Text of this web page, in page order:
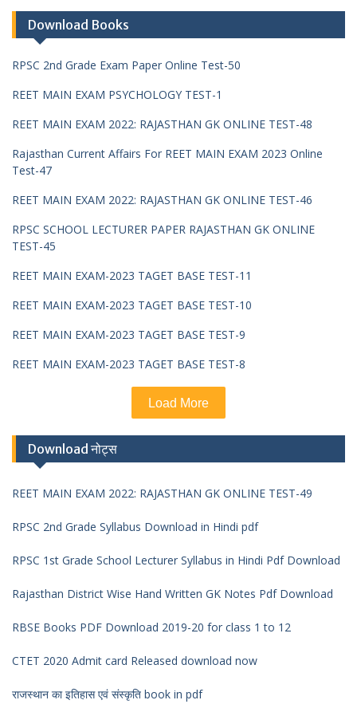
Download Books
RPSC 2nd Grade Exam Paper Online Test-50
REET MAIN EXAM PSYCHOLOGY TEST-1
REET MAIN EXAM 2022: RAJASTHAN GK ONLINE TEST-48
Rajasthan Current Affairs For REET MAIN EXAM 2023 Online
Test-47
REET MAIN EXAM 2022: RAJASTHAN GK ONLINE TEST-46
RPSC SCHOOL LECTURER PAPER RAJASTHAN GK ONLINE
TEST-45
REET MAIN EXAM-2023 TAGET BASE TEST-11
REET MAIN EXAM-2023 TAGET BASE TEST-10
REET MAIN EXAM-2023 TAGET BASE TEST-9
REET MAIN EXAM-2023 TAGET BASE TEST-8
Load More
Download नोट्स
REET MAIN EXAM 2022: RAJASTHAN GK ONLINE TEST-49
RPSC 2nd Grade Syllabus Download in Hindi pdf
RPSC 1st Grade School Lecturer Syllabus in Hindi Pdf Download
Rajasthan District Wise Hand Written GK Notes Pdf Download
RBSE Books PDF Download 2019-20 for class 1 to 12
CTET 2020 Admit card Released download now
राजस्थान का इतिहास एवं संस्कृति book in pdf